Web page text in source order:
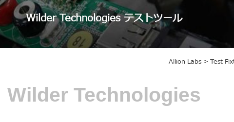
Wilder Technologies テストツール
Allion Labs> Test
Wilder Technologies